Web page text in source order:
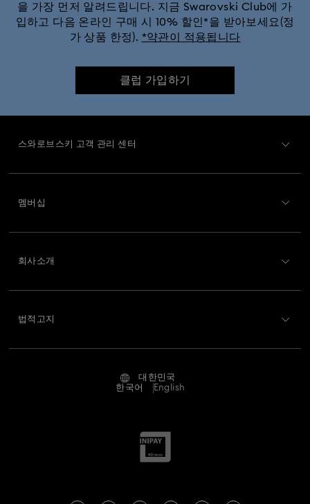
을 가장 먼저 알려드립니다. 지금 Swarovski Club에 가
입하고 다음 온라인 구매 시 10% 할인*을 받아보세요(정
가 상품 한정). *약관이 적용됩니다
클럽 가입하기
스와로브스키 고객 관리 센터
반품 및 교환
온라인 수선 문의
멤버십
회사소개
Swarovski Created Diamonds
Kristallwelten
법적고지
대한민국
한국어
English